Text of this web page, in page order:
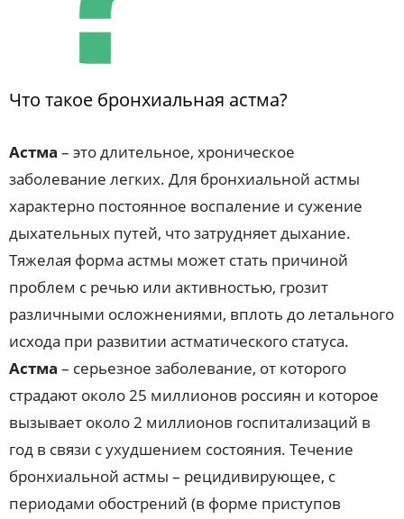
Что такое бронхиальная астма?
Астма – это длительное, хроническое
заболевание легких. Для бронхиальной астмы
характерно постоянное воспаление и сужение
дыхательных путей, что затрудняет дыхание.
Тяжелая форма астмы может стать причиной
проблем с речью или активностью, грозит
различными осложнениями, вплоть до летального
исхода при развитии астматического статуса.
Астма – серьезное заболевание, от которого
страдают около 25 миллионов россиян и которое
вызывает около 2 миллионов госпитализаций в
год в связи с ухудшением состояния. Течение
бронхиальной астмы – рецидивирующее, с
периодами обострений (в форме приступов